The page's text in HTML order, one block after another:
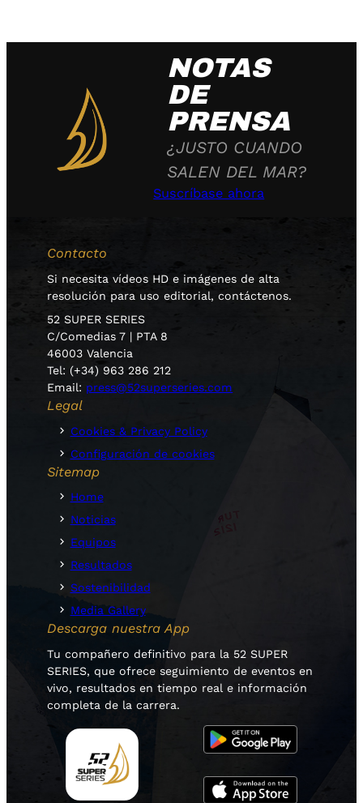
NOTAS
DE
PRENSA
¿JUSTO CUANDO
SALEN DEL MAR?
Suscríbase ahora
Contacto
Si necesita vídeos HD e imágenes de alta
resolución para uso editorial, contáctenos.
52 SUPER SERIES
C/Comedias 7 | PTA 8
46003 Valencia
Tel: (+34) 963 286 212
Email: press@52superseries.com
Legal
Cookies & Privacy Policy
Configuración de cookies
Sitemap
Home
Noticias
Equipos
Resultados
Sostenibilidad
Media Gallery
Descarga nuestra App
Tu compañero definitivo para la 52 SUPER
SERIES, que ofrece seguimiento de eventos en
vivo, resultados en tiempo real e información
completa de la carrera.